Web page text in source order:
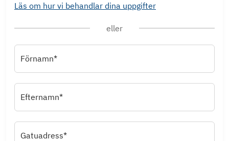
Läs om hur vi behandlar dina uppgifter
eller
Förnamn*
Efternamn*
Gatuadress*